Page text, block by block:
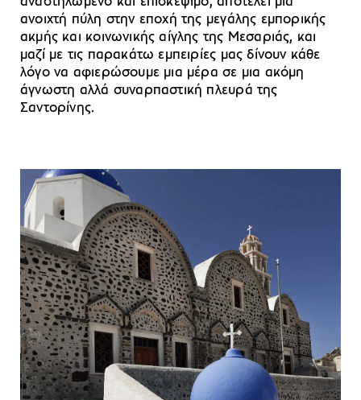
ανοιχτή πύλη στην εποχή της μεγάλης εμπορικής
ακμής και κοινωνικής αίγλης της Μεσαριάς, και
μαζί με τις παρακάτω εμπειρίες μας δίνουν κάθε
λόγο να αφιερώσουμε μια μέρα σε μια ακόμη
άγνωστη αλλά συναρπαστική πλευρά της
Σαντορίνης.